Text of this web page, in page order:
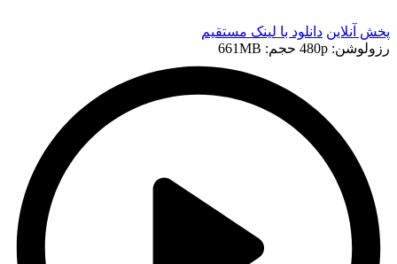
پخش آنلاین دانلود با لينک مستقيم
رزولوشن: 480p
حجم: 661MB